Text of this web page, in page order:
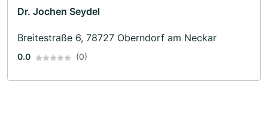
Dr. Jochen Seydel
Breitestraße 6, 78727 Oberndorf am Neckar
0.0 (0)